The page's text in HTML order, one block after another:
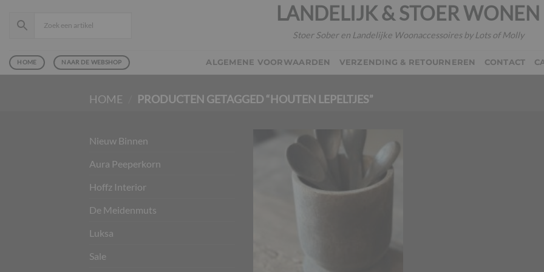
naar
LANDELIJK & STOER WONEN
Stoer Sober en Landelijke Woonaccessoires by Lots of Molly
HOME NAAR DE WEBSHOP ALGEMENE VOORWAARDEN VERZENDING & RETOURNEREN CONTACT
HOME PRODUCTEN GETAGGED “HOUTEN LEPELTJES”
Nieuw Binnen
Aura Peeperkorn
Hoffz Interior
De Meidenmuts
Luksa
Sale